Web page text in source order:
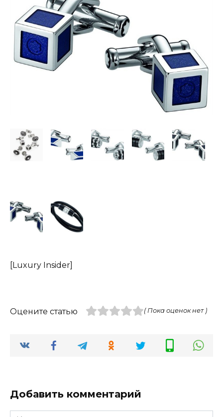
[Luxury Insider]
Оцените статью ( Пока оценок нет )
Добавить комментарий